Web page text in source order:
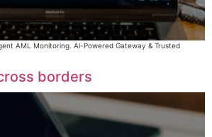
AML Monitoring. Al-Powered Gateway & Trusted
borders